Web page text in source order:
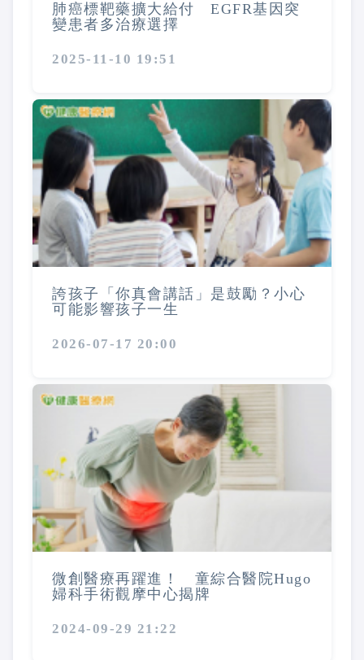
肺癌標靶藥擴大給付 EGFR基因突
變患者多治療選擇
2025-11-10 19:51
誇孩子「你真會講話」是鼓勵？小心
可能影響孩子一生
2026-07-17 20:00
微創醫療再躍進！ 童綜合醫院Hugo
婦科手術觀摩中心揭牌
2024-09-29 21:22